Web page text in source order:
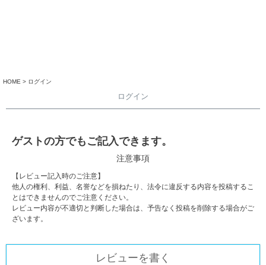
HOME ログイン
ログイン
ゲストの方でもご記入できます。
注意事項
【レビュー記入時のご注意】
他人の権利、利益、名誉などを損ねたり、法令に違反する内容を投稿するこ
とはできませんのでご注意ください。
レビュー内容が不適切と判断した場合は、予告なく投稿を削除する場合がご
ざいます。
レビューを書く